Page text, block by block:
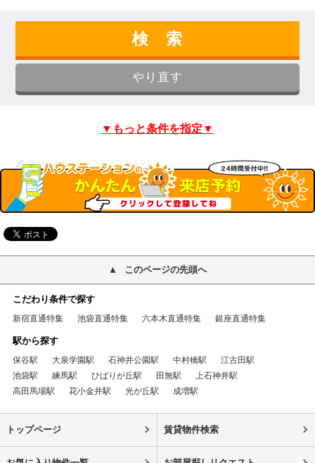
▼もっと条件を指定▼
このページの先頭へ
こだわり条件で探す
新宿直通特集 池袋直通特集 六本木直通特集 銀座直通特集
駅から探す
保谷駅 大泉学園駅 石神井公園駅 中村橋駅
江古田駅
池袋駅
練馬駅 ひばりが丘駅 田無駅
上石神井駅
高田馬場駅
花小金井駅 光が丘駅 成増駅
トップページ 賃貸物件検索